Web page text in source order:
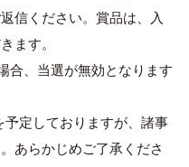
信ください。賞品は、入
ます。
合、当選が無効となります
定しておりますが、諸事
あらかじめご了承くださ